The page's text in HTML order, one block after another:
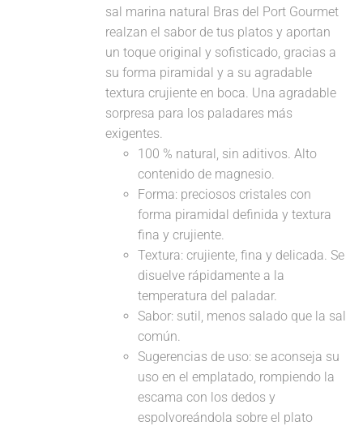
sal marina natural Bras del Port Gourmet
realzan el sabor de tus platos y aportan
un toque original y sofisticado, gracias a
su forma piramidal y a su agradable
textura crujiente en boca. Una agradable
sorpresa para los paladares más
exigentes.
100 % natural, sin aditivos. Alto
contenido de magnesio.
Forma: preciosos cristales con
forma piramidal definida y textura
fina y crujiente.
Textura: crujiente, fina y delicada. Se
disuelve rápidamente a la
temperatura del paladar.
Sabor: sutil, menos salado que la sal
común.
Sugerencias de uso: se aconseja su
uso en el emplatado, rompiendo la
escama con los dedos y
espolvoreándola sobre el plato